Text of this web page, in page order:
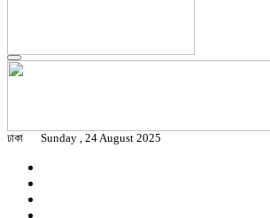
ঢাকা Sunday , 24 August 2025